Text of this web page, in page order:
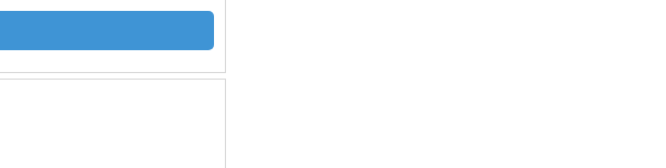
do atuador para
considerada.